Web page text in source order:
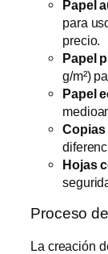
Papel
para
precio.
Papel
g/m²)
Papel
Copias
Hojas
Proceso
La creación